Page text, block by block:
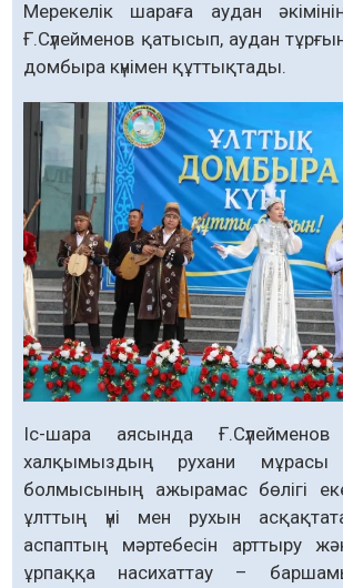
Мерекелік шараға аудан
Ғ.Сүлейменов қатысып, аудан
домбыра күнімен құттықтады.
Іс-шара аясында
халқымыздың рухани
болмысының ажырамас бөлігі
ұлттың үні мен рухын
аспаптың мәртебесін арттыру
ұрпаққа насихаттау –